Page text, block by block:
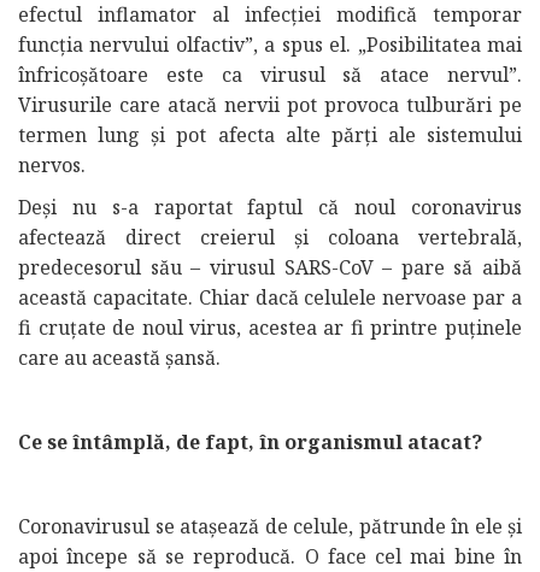
efectul inflamator al infecției modifică temporar
funcția nervului olfactiv”, a spus el. „Posibilitatea mai
înfricoșătoare este ca virusul să atace nervul”.
Virusurile care atacă nervii pot provoca tulburări pe
termen lung și pot afecta alte părți ale sistemului
nervos.
Deși nu s-a raportat faptul că noul coronavirus
afectează direct creierul și coloana vertebrală,
predecesorul său – virusul SARS-CoV – pare să aibă
această capacitate. Chiar dacă celulele nervoase par a
fi cruțate de noul virus, acestea ar fi printre puținele
care au această șansă.
Ce se întâmplă, de fapt, în organismul atacat?
Coronavirusul se atașează de celule, pătrunde în ele și
apoi începe să se reproducă. O face cel mai bine în